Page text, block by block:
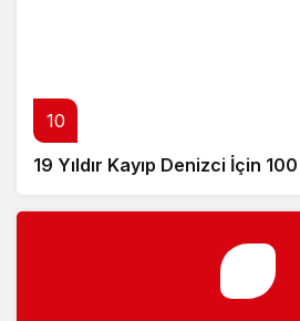
10
19 Yıldır Kayıp Denizci İçin